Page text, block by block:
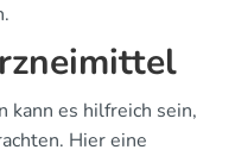
kann es hilfreich sein,
Hier eine